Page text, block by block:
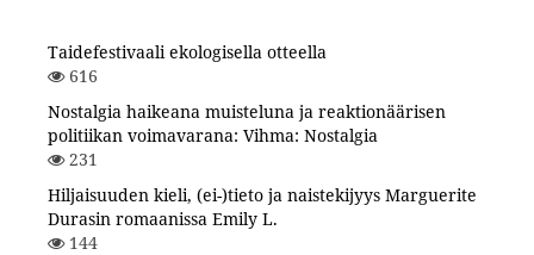
Taidefestivaali ekologisella otteella
616
Nostalgia haikeana muisteluna ja reaktionäärisen
politiikan voimavarana: Vihma: Nostalgia
231
Hiljaisuuden kieli, (ei-)tieto ja naistekijyys Marguerite
Durasin romaanissa Emily L.
144